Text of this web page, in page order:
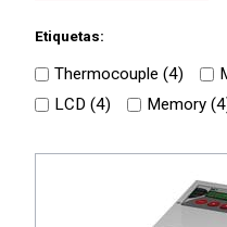
Etiquetas:
Thermocouple (4)
LCD (4) Memory (4